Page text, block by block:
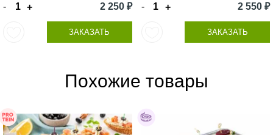
- + 2 250 ₽
ЗАКАЗАТЬ
- + 2 550 ₽
ЗАКАЗАТЬ
Похожие товары